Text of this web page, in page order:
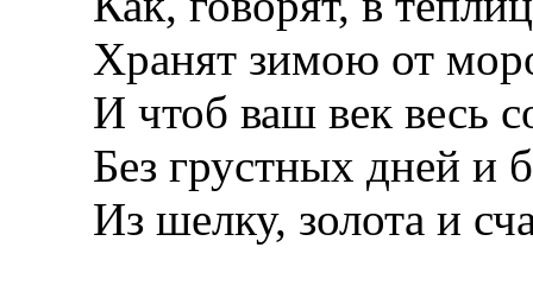
Хранят зимою от
И чтоб ваш век весь
Без грустных дней и
Из шелку, золота и